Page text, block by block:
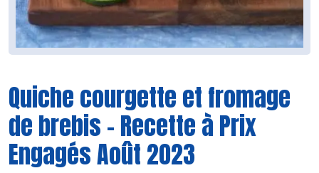
Quiche courgette et fromage
de brebis - Recette à Prix
Engagés Août 2023